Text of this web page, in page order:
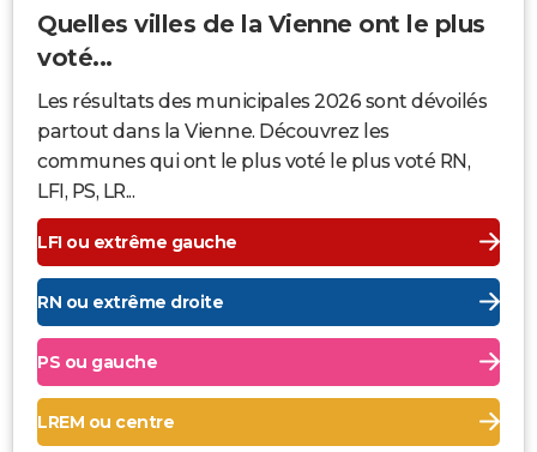
Quelles villes de la Vienne ont le plus
voté...
Les résultats des municipales 2026 sont dévoilés
partout dans la Vienne. Découvrez les
communes qui ont le plus voté le plus voté RN,
LFI, PS, LR...
LFI ou extrême gauche
RN ou extrême droite
PS ou gauche
LREM ou centre